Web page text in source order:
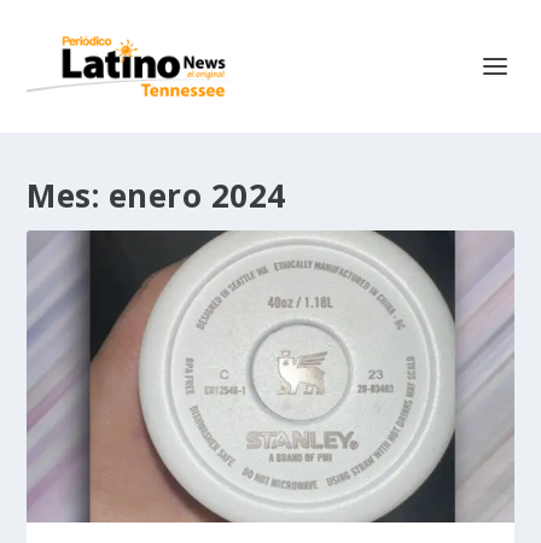
Mes: enero 2024